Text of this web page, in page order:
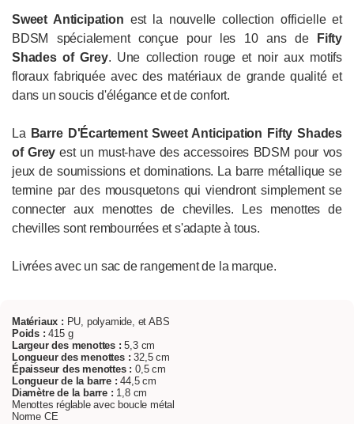
Sweet Anticipation est la nouvelle collection officielle et
BDSM spécialement conçue pour les 10 ans de
Fifty
Shades of Grey. Une collection rouge et noir aux motifs
floraux fabriquée avec des matériaux de grande qualité et
dans un soucis d'élégance et de confort.
La Barre D'Écartement Sweet Anticipation Fifty Shades
of Grey est un must-have des accessoires BDSM pour vos
jeux de soumissions et dominations. La barre métallique se
termine par des mousquetons qui viendront simplement se
connecter aux menottes de chevilles. Les menottes de
chevilles sont rembourrées et s'adapte à tous.
Livrées avec un sac de rangement de la marque.
Matériaux : PU, polyamide, et ABS
Poids : 415 g
Largeur des menottes : 5,3 cm
Longueur des menottes : 32,5 cm
Épaisseur des menottes : 0,5 cm
Longueur de la barre : 44,5 cm
Diamètre de la barre : 1,8 cm
Menottes réglable avec boucle métal
Norme CE